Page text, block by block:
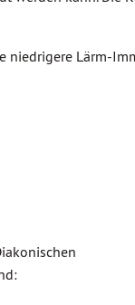
niedrigere Lärm-